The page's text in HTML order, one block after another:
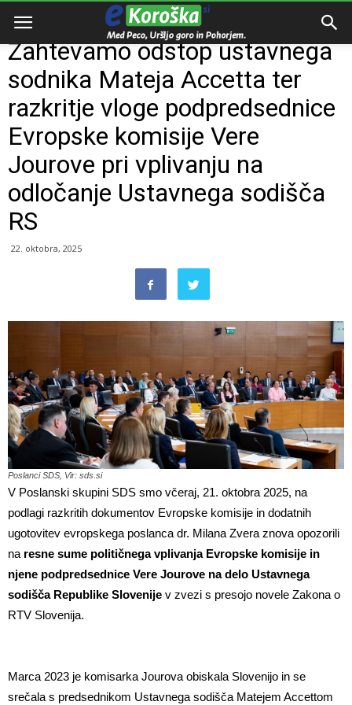
Domov
Zahtevamo odstop ustavnega
sodnika Mateja Accetta ter
razkritje vloge podpredsednice
Evropske komisije Vere
Jourove pri vplivanju na
odločanje Ustavnega sodišča
RS
22. oktobra, 2025
Poslanci SDS, Vir: sds.si
V Poslanski skupini SDS smo včeraj, 21. oktobra 2025, na
podlagi razkritih dokumentov Evropske komisije in dodatnih
ugotovitev evropskega poslanca dr. Milana Zvera znova opozorili
na resne sume političnega vplivanja Evropske komisije in
njene podpredsednice Vere Jourove na delo Ustavnega
sodišča Republike Slovenije v zvezi s presojo novele Zakona o
RTV Slovenija.
Marca 2023 je komisarka Jourova obiskala Slovenijo in se
srečala s predsednikom Ustavnega sodišča Matejem Accettom